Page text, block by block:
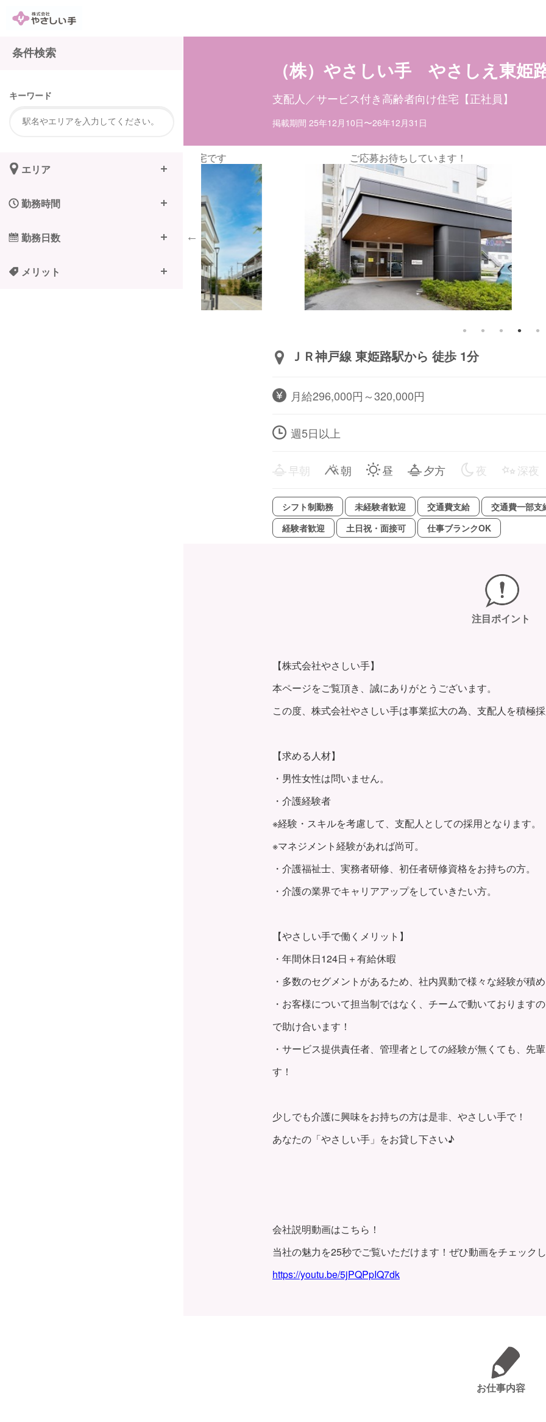
（株）やさしい手 やさしえ東姫
支配人／サービス付き高齢者向け住宅【正社員】
掲載期間 25年12月10日〜26年12月31日
ご応募お待ちしています！ JR東姫路駅徒歩1分の好立地、
ＪＲ神戸線 東姫路駅から 徒歩 1分
月給296,000円～320,000円
週5日以上
早朝 朝 昼 夕方 夜 深夜
シフト制勤務 未経験者歓迎 交通費支給 交通費一部支
経験者歓迎
土日祝・面接可 仕事ブランクOK
注目ポイント
【株式会社やさしい手】
本ページをご覧頂き、誠にありがとうございます。
この度、株式会社やさしい手は事業拡大の為、支配人を積極採
【求める人材】
・男性女性は問いません。
・介護経験者
※経験・スキルを考慮して、支配人としての採用となります。
※マネジメント経験があれば尚可。
・介護福祉士、実務者研修、初任者研修資格をお持ちの方。
・介護の業界でキャリアアップをしていきたい方。
【やさしい手で働くメリット】
・年間休日124日＋有給休暇
・多数のセグメントがあるため、社内異動で様々な経験が積め
・お客様について担当制ではなく、チームで動いております
で助け合います！
・サービス提供責任者、管理者としての経験が無くても、先
す！
少しでも介護に興味をお持ちの方は是非、やさしい手で！
あなたの「やさしい手」をお貸し下さい♪
会社説明動画はこちら！
当社の魅力を25秒でご覧いただけます！ぜひ動画をチェックし
https://youtu.be/5jPQPpIQ7dk
お仕事内容
条件検索
キーワード
エリア
勤務時間
勤務日数
メリット